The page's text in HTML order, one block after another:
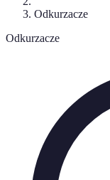
Odkurzacze
Odkurzacze